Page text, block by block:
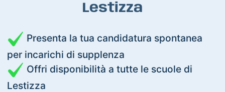
Lestizza
Presenta la tua candidatura spontanea
per incarichi di supplenza
Offri disponibilità a tutte le scuole di
Lestizza